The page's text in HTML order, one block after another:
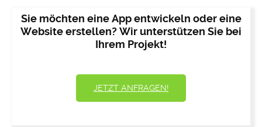
Sie möchten eine App entwickeln oder eine
Website erstellen? Wir unterstützen Sie bei
Ihrem Projekt!
JETZT ANFRAGEN!